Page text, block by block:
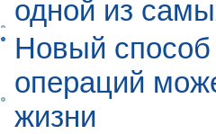
одной из
Новый способ
операций
жизни